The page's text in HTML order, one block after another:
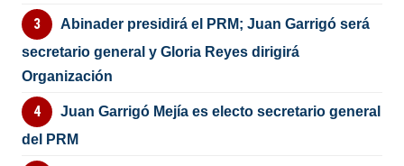
Abinader presidirá el PRM; Juan Garrigó será
secretario general y Gloria Reyes dirigirá
Organización
Juan Garrigó Mejía es electo secretario general
del PRM